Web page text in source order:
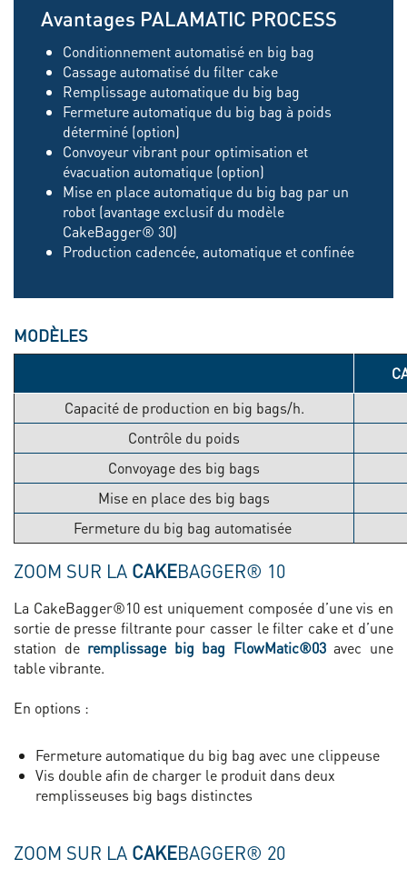
Avantages PALAMATIC PROCESS
Conditionnement automatisé en big bag
Cassage automatisé du filter cake
Remplissage automatique du big bag
Fermeture automatique du big bag à poids
déterminé (option)
Convoyeur vibrant pour optimisation et
évacuation automatique (option)
Mise en place automatique du big bag par un
robot (avantage exclusif du modèle
CakeBagger® 30)
Production cadencée, automatique et confinée
MODÈLES
Capacité de production en big bags/h.
Contrôle du poids
Convoyage des big bags
Mise en place des big bags
Fermeture du big bag automatisée
ZOOM SUR LA CAKEBAGGER® 10
La CakeBagger®10 est uniquement composée d’une vis en
sortie de presse filtrante pour casser le filter cake et d’une
station de remplissage big bag FlowMatic®03avec une
table vibrante.
En options :
Fermeture automatique du big bag avec une clippeuse
Vis double afin de charger le produit dans deux
remplisseuses big bags distinctes
ZOOM SUR LA CAKEBAGGER® 20